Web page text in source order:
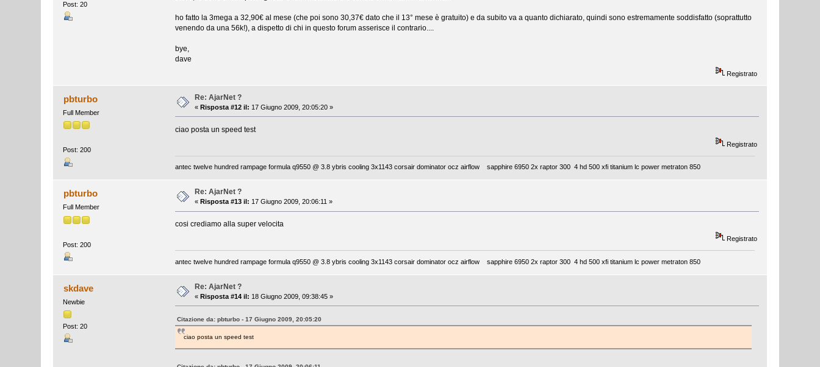
Post: 20
ho fatto la 3mega a 32,90€ al mese (che poi sono 30,37€ dato che il 13° mese è gratuito) e da subito va a quanto dichiarato, quindi sono estremamente soddisfatto (soprattutto
venendo da una 56k!), a dispetto di chi in questo forum asserisce il contrario....
bye,
dave
Registrato
pbturbo
Full Member
Post: 200
Re: AjarNet ?
«Risposta #12 il: 17 Giugno 2009, 20:05:20 »
ciao posta un speed test
Registrato
antec twelve hundred rampage formula q9550 @ 3.8 ybris cooling 3x1143 corsair dominator ocz airflow sapphire 6950 2x raptor 300 4 hd 500 xfi titanium lc power metraton 850
pbturbo
Full Member
Post: 200
Re: AjarNet ?
« Risposta #13 il: 17 Giugno 2009, 20:06:11 »
cosi crediamo alla super velocita
Registrato
antec twelve hundred rampage formula q9550 @ 3.8 ybris cooling 3x1143 corsair dominator ocz airflow sapphire 6950 2x raptor 300 4 hd 500 xfi titanium lc power metraton 850
skdave
Newbie
Post: 20
Re: AjarNet ?
«Risposta #14 il: 18 Giugno 2009, 09:38:45 »
Citazione da: pbturbo - 17 Giugno 2009, 20:05:20
ciao posta un speed test